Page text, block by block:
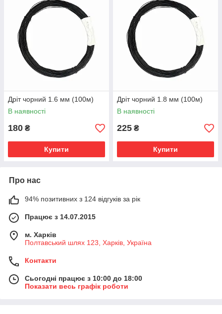
Дріт чорний 1.6 мм (100м)
В наявності
180 ₴
Купити
Дріт чорний 1.8 мм (100м)
В наявності
225 ₴
Купити
Про нас
94% позитивних з 124 відгуків за рік
Працює з 14.07.2015
м. Харків
Полтавський шлях 123, Харків, Україна
Контакти
Сьогодні працює з 10:00 до 18:00
Показати весь графік роботи